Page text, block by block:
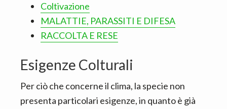
Coltivazione
MALATTIE, PARASSITI E DIFESA
RACCOLTA E RESE
Esigenze Colturali
Per ciò che concerne il clima, la specie non
presenta particolari esigenze, in quanto è già